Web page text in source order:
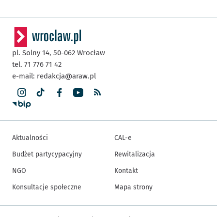
pl. Solny 14, 50-062 Wrocław
tel. 71 776 71 42
e-mail: redakcja@araw.pl
Aktualności
Budżet partycypacyjny
NGO
Konsultacje społeczne
CAL-e
Rewitalizacja
Kontakt
Mapa strony
Inne informacje